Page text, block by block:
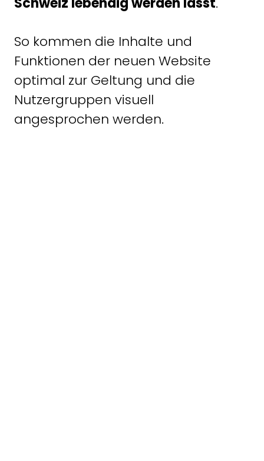
So kommen die Inhalte und
Funktionen der neuen Website
optimal zur Geltung und die
Nutzergruppen visuell
angesprochen werden.